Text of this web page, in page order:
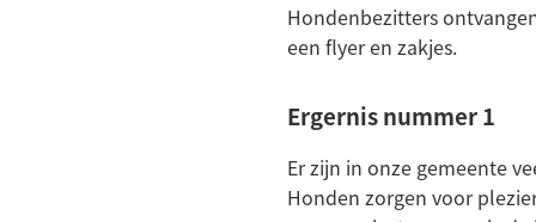
Hondenbezitters
een flyer en zakjes.
Ergernis nummer 1
Er zijn in onze gemeente
Honden zorgen voor